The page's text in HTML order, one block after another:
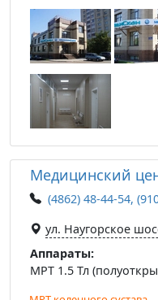
Медицинский
(4862) 48-44-54,
ул. Наугорское
Аппараты:
МРТ 1.5 Тл